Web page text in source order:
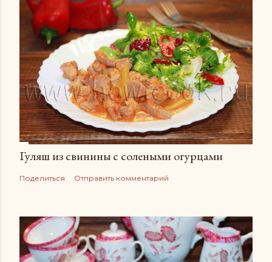
Гуляш из свинины с солеными огурцами
Поделиться Отправить комментарий